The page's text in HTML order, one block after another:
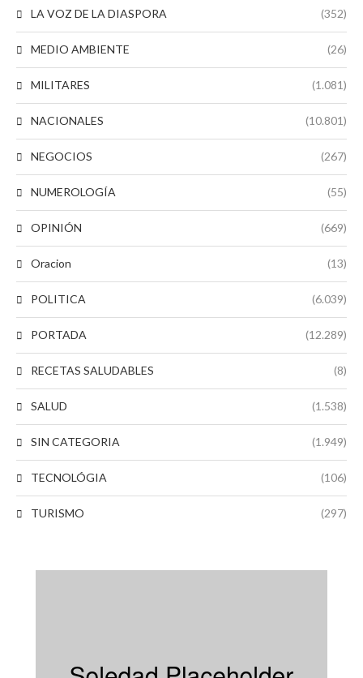
LA VOZ DE LA DIASPORA (352)
MEDIO AMBIENTE (26)
MILITARES (1.081)
NACIONALES (10.801)
NEGOCIOS (267)
NUMEROLOGÍA (55)
OPINIÓN (669)
Oracion (13)
POLITICA (6.039)
PORTADA (12.289)
RECETAS SALUDABLES (8)
SALUD (1.538)
SIN CATEGORIA (1.949)
TECNOLÓGIA (106)
TURISMO (297)